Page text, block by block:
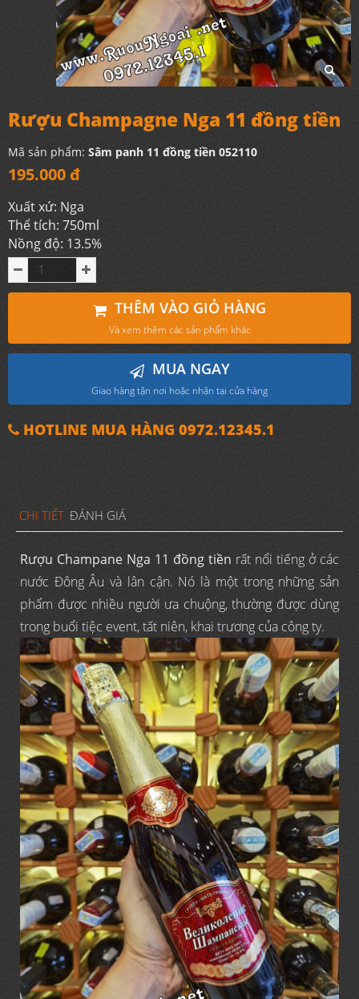
Rượu Champagne Nga 11 đồng tiền
Mã sản phẩm: Sâm panh 11 đồng tiền 052110
195.000 đ
Xuất xứ: Nga
Thể tích: 750ml
Nồng độ: 13.5%
THÊM VÀO GIỎ HÀNG
Và xem thêm các sản phẩm khác
MUA NGAY
Giao hàng tận nơi hoặc nhận tại cửa hàng
HOTLINE MUA HÀNG 0972.12345.1
CHI TIẾT ĐÁNH GIÁ
Rượu Champane Nga 11 đồng tiền rất nổi tiếng ở các
nước Đông Âu và lân cận. Nó là một trong những sản
phẩm được nhiều người ưa chuộng, thường được dùng
trong buổi tiệc event, tất niên, khai trương của công ty.